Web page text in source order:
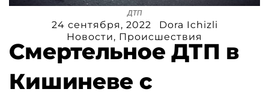
дтп
24 сентября, 2022
Dora Ichizli
Новости, Происшествия
Смертельное ДТП в
Кишиневе с